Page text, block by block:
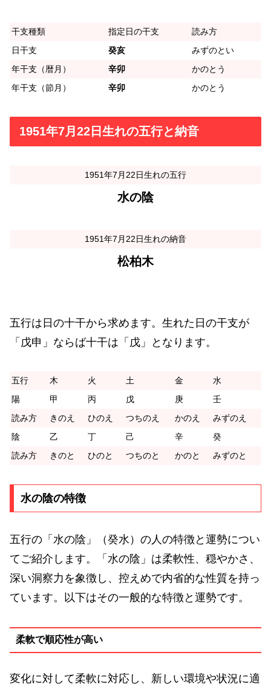
干支種類 指定日の干支
読み方
日干支
癸亥
みずのとい
年干支（暦月）
辛卯
かのとう
年干支（節月）
辛卯 かのとう
1951年7月22日生れの五行と納音
1951年7月22日生れの五行
水の陰
1951年7月22日生れの納音
松柏木
五行は日の十干から求めます。生れた日の干支が
「戊申」ならば十干は「戊」となります。
五行 木 火 土 金
水
陽
甲 丙 戊 庚
壬
読み方
きのえ ひのえ つちのえ かのえ
みずのえ
陰
乙 丁 己 辛
癸
読み方
きのと ひのと つちのと かのと みずのと
水の陰の特徴
五行の「水の陰」（癸水）の人の特徴と運勢につい
てご紹介します。「水の陰」は柔軟性、穏やかさ、
深い洞察力を象徴し、控えめで内省的な性質を持っ
ています。以下はその一般的な特徴と運勢です。
柔軟で順応性が高い
変化に対して柔軟に対応し、新しい環境や状況に適